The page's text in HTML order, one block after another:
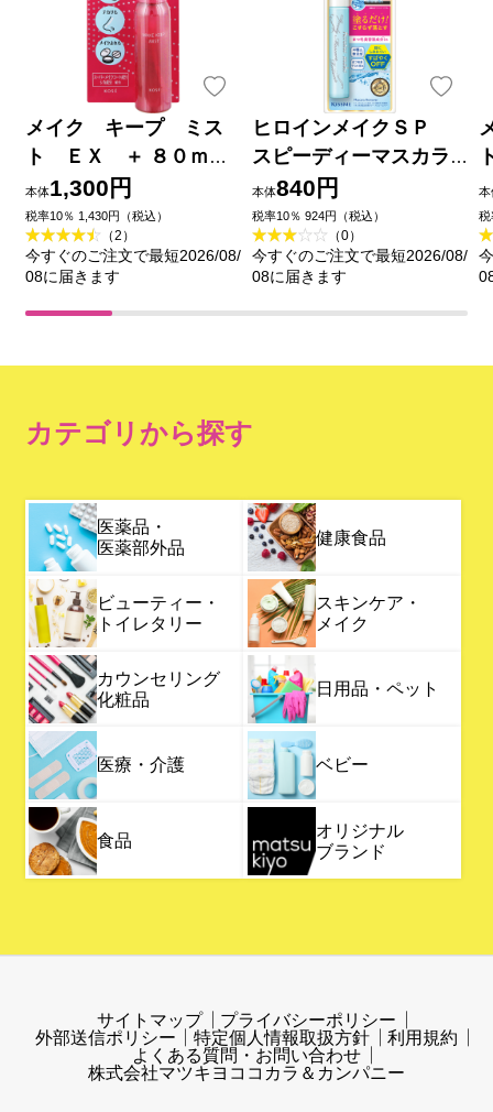
メイク キープ ミス
ト ＥＸ ＋ ８０ｍＬ
コーセー
本体1,300円
税率10％ 1,430円（税込）
（2）
今すぐのご注文で最短2026/08/
08に届きます
ヒロインメイクＳＰ
スピーディーマスカラ
リムーバー ６．６ｍＬ
伊勢半
本体840円
税率10％ 924円（税込）
（0）
今すぐのご注文で最短2026/08/
08に届きます
本
税
カテゴリから探す
医薬品・
医薬部外品
健康食品
ビューティー・
トイレタリー
スキンケア・
メイク
カウンセリング
化粧品
日用品・ペット
医療・介護 ベビー
食品
オリジナル
ブランド
サイトマップ
プライバシーポリシー
外部送信ポリシー
特定個人情報取扱方針
利用規約
よくある質問・お問い合わせ
株式会社マツキヨココカラ＆カンパニー